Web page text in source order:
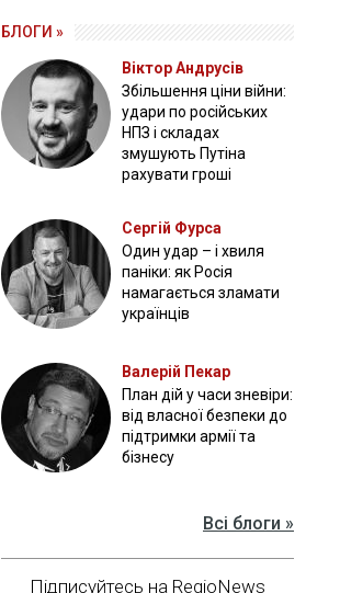
БЛОГИ »
Віктор Андрусів
Збільшення ціни війни:
удари по російських
НПЗ і складах
змушують Путіна
рахувати гроші
Сергій Фурса
Один удар – і хвиля
паніки: як Росія
намагається зламати
українців
Валерій Пекар
План дій у часи зневіри:
від власної безпеки до
підтримки армії та
бізнесу
Всі блоги »
Підписуйтесь на RegioNews